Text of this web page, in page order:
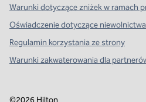
Warunki dotyczące zniżek w ramach
Oświadczenie dotyczące
Regulamin korzystania ze strony
Warunki zakwaterowania dla
©2026 Hilton